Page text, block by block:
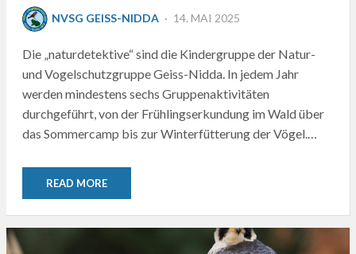
NVSG GEISS-NIDDA
POSTED
14. MAI 2025
Die „naturdetektive“ sind die Kindergruppe der Natur-
und Vogelschutzgruppe Geiss-Nidda. In jedem Jahr
werden mindestens sechs Gruppenaktivitäten
durchgeführt, von der Frühlingserkundung im Wald über
das Sommercamp bis zur Winterfütterung der Vögel.…
READ MORE